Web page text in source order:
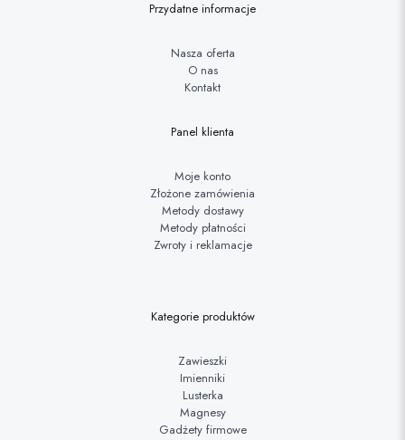
Przydatne informacje
Nasza oferta
O nas
Kontakt
Panel klienta
Moje konto
Złożone zamówienia
Metody dostawy
Metody płatności
Zwroty i reklamacje
Kategorie produktów
Zawieszki
Imienniki
Lusterka
Magnesy
Gadżety firmowe